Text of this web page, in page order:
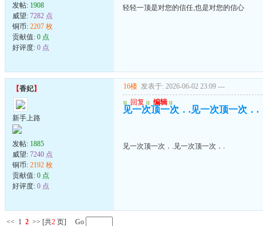
发帖: 1908
威望: 7282 点
铜币: 2207 枚
贡献值: 0 点
好评度: 0 点
轻轻一顶是对您的信任,也是对您的信心
【香妃】
新手上路
发帖: 1885
威望: 7240 点
铜币: 2192 枚
贡献值: 0 点
好评度: 0 点
16楼 发表于: 2026-06-02 23:09 ---
u 回复 u 编辑 u
见一次顶一次．.见一次顶一次．.
见一次顶一次．.见一次顶一次．.
<< 1 2 >> [共2 页] Go